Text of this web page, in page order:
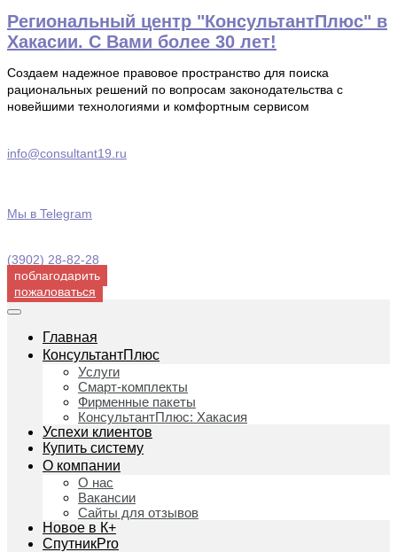
Перейти
к
содержимому
Региональный центр "КонсультантПлюс" в
Хакасии. С Вами более 30 лет!
Создаем надежное правовое пространство для поиска
рациональных решений по вопросам законодательства с
новейшими технологиями и комфортным сервисом
info@consultant19.ru
Мы в Telegram
(3902) 28-82-28
поблагодарить
пожаловаться
Главная
КонсультантПлюс
Услуги
Смарт-комплекты
Фирменные пакеты
КонсультантПлюс: Хакасия
Успехи клиентов
Купить систему
О компании
О нас
Вакансии
Сайты для отзывов
Новое в К+
СпутникPro